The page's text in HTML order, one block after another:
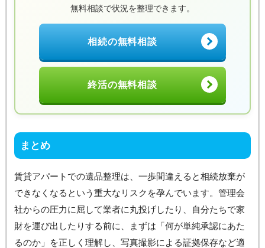
無料相談で状況を整理できます。
相続の無料相談
終活の無料相談
まとめ
賃貸アパートでの遺品整理は、一歩間違えると相続放棄が
できなくなるという重大なリスクを孕んでいます。管理会
社からの圧力に屈して業者に丸投げしたり、自分たちで家
財を運び出したりする前に、まずは「何が単純承認にあた
るのか」を正しく理解し、写真撮影による証拠保存など適